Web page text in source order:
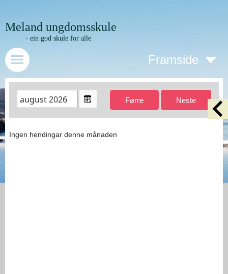
Meland ungdomsskule
- ein god skule for alle
Framside
Ingen hendingar denne månaden